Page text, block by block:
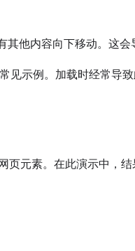
其他内容向下移动。这会
见示例。加载时经常导
页元素。在此演示中，结